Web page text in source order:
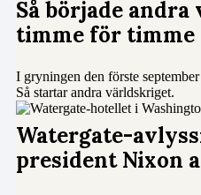
Så började
timme för timme
I gryningen den förste
Så startar andra världskriget.
Watergate-
president Nixon